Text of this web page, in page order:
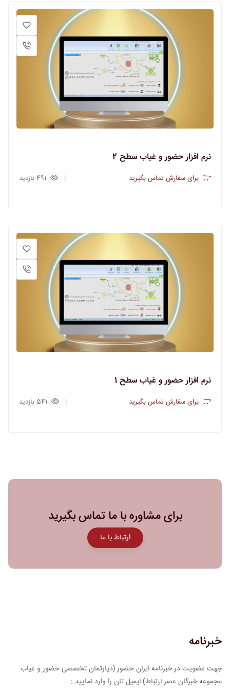
نرم افزار حضور و غیاب سطح 2
برای سفارش تماس بگیرید 491 بازدید
نرم افزار حضور و غیاب سطح 1
برای سفارش تماس بگیرید 541 بازدید
برای مشاوره با ما تماس بگیرید
ارتباط با ما
خبرنامه
جهت عضویت در خبرنامه ایران حضور (دپارتمان تخصصی حضور و غیاب
مجموعه خبرگان عصر ارتباط) ایمیل تان را وارد نمایید :